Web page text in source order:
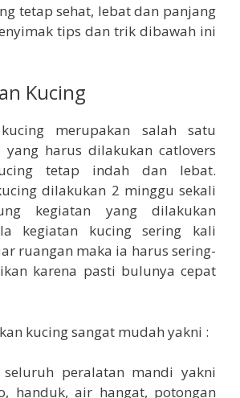
tetap sehat, lebat dan panjang
tips dan trik dibawah ini
Kucing
merupakan salah satu
harus dilakukan catlovers
tetap indah dan lebat.
dilakukan 2 minggu sekali
kegiatan yang dilakukan
kegiatan kucing sering kali
ruangan maka ia harus sering-
karena pasti bulunya cepat
kucing sangat mudah yakni :
seluruh peralatan mandi yakni
handuk, air hangat, potongan